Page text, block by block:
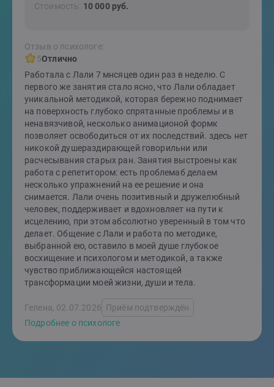
Стоимость: 10 000 руб.
Отзыв о психологе:
5Отлично
Работала с Лали 7 мнсяцев один раз в неделю. С
первого же занятия стало ясно, что Лали обладает
уникальной методикой, которая бережно поднимает
на поверхность глубоко спрятанные проблемы и в
ненавязчивой, несколько анимационой формк
позволяет освободиться от их последствий. здесь нет
никокой душераздирающей говорильни или
расчесывания старых ран. Занятия выстроены как
работа с репетитором: есть проблемаб делаем
несколько упражнений на ее решение и она
снимается. Лали очень позитивный и дружелюбный
человек, поддерживает и вдохновляет на пути к
исцелению, при этом абсолютно уверенный в том что
делает. Общение с Лали и работа по методике,
выбранной ею, оставило в моей душе глубокое
восхищение и психологом и методикой, а также
чувство приближающейся настоящей
трансформации моей жизни, души и тела.
Гелена, 02.07.2026 Приём подтверждён
Подробнее о психологе